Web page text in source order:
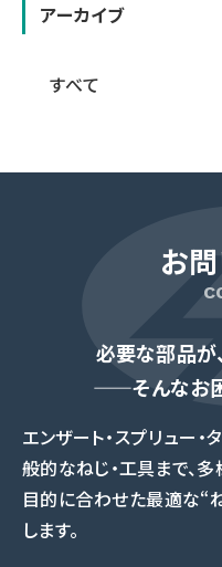
アーカイブ
お
必要な部品が
——そんなお困
エンザート・スプリュー
般的なねじ・工具まで、
目的に合わせた最適な“
します。